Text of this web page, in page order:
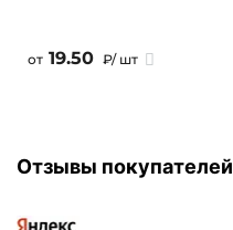
от 19.50 ₽/ шт
Отзывы покупателей